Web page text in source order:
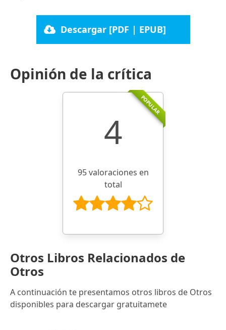
Descargar [PDF | EPUB]
Opinión de la crítica
POPULAR
4
95 valoraciones en
total
Otros Libros Relacionados de
Otros
A continuación te presentamos otros libros de Otros
disponibles para descargar gratuitamete